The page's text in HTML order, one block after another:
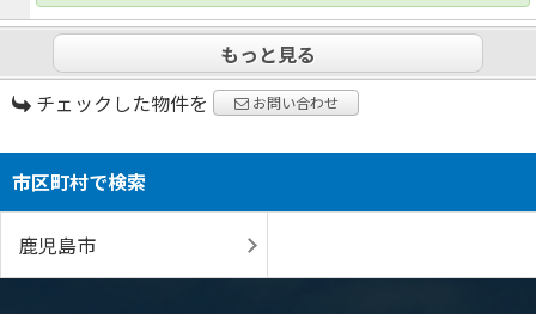
もっと見る
チェックした物件を
お問い合わせ
市区町村で検索
鹿児島市